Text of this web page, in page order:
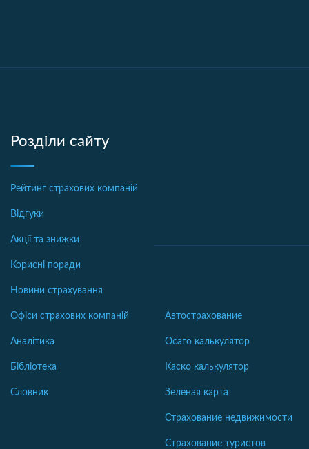
Розділи сайту
Рейтинг страхових компаній
Відгуки
Акції та знижки
Корисні поради
Новини страхування
Офіси страхових компаній
Аналітика
Бібліотека
Словник
Автострахование
Осаго калькулятор
Каско калькулятор
Зеленая карта
Страхование недвижимости
Страхование туристов